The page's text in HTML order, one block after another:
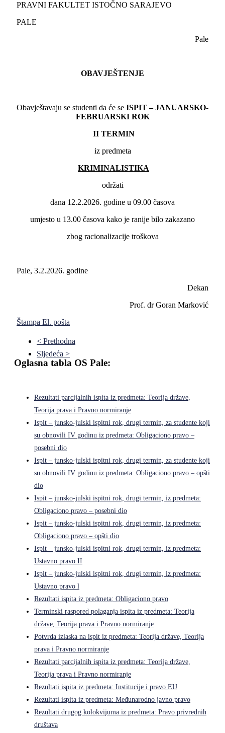
PRAVNI FAKULTET ISTOČNO SARAJEVO
PALE
Pale
OBAVJEŠTENJE
Obavještavaju se studenti da će se ISPIT – JANUARSKO-
FEBRUARSKI ROK
II TERMIN
iz predmeta
KRIMINALISTIKA
održati
dana 12.2.2026. godine u 09.00 časova
umjesto u 13.00 časova kako je ranije bilo zakazano
zbog racionalizacije troškova
Pale, 3.2.2026. godine
Dekan
Prof. dr Goran Marković
Štampa El. pošta
< Prethodna
Sljedeća >
Oglasna tabla OS Pale:
Rezultati parcijalnih ispita iz predmeta: Teorija države,
Teorija prava i Pravno normiranje
Ispit – junsko-julski ispitni rok, drugi termin, za studente koji
su obnovili IV godinu iz predmeta: Obligaciono pravo –
posebni dio
Ispit – junsko-julski ispitni rok, drugi termin, za studente koji
su obnovili IV godinu iz predmeta: Obligaciono pravo – opšti
dio
Ispit – junsko-julski ispitni rok, drugi termin, iz predmeta:
Obligaciono pravo – posebni dio
Ispit – junsko-julski ispitni rok, drugi termin, iz predmeta:
Obligaciono pravo – opšti dio
Ispit – junsko-julski ispitni rok, drugi termin, iz predmeta:
Ustavno pravo II
Ispit – junsko-julski ispitni rok, drugi termin, iz predmeta:
Ustavno pravo l
Rezultati ispita iz predmeta: Obligaciono pravo
Terminski raspored polaganja ispita iz predmeta: Teorija
države, Teorija prava i Pravno normiranje
Potvrda izlaska na ispit iz predmeta: Teorija države, Teorija
prava i Pravno normiranje
Rezultati parcijalnih ispita iz predmeta: Teorija države,
Teorija prava i Pravno normiranje
Rezultati ispita iz predmeta: Institucije i pravo EU
Rezultati ispita iz predmeta: Međunarodno javno pravo
Rezultati drugog kolokvijuma iz predmeta: Pravo privrednih
društava